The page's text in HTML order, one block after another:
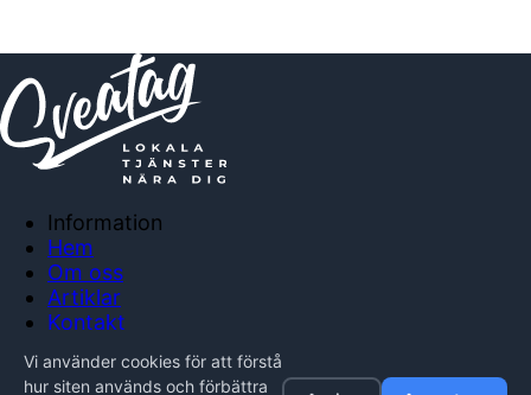
Information
Hem
Om oss
Artiklar
Kontakt
Integritetspolicy
Vi använder cookies för att förstå
hur siten används och förbättra